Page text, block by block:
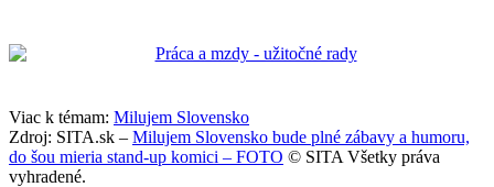
Viac k témam: Milujem Slovensko
Zdroj: SITA.sk – Milujem Slovensko bude plné zábavy a humoru,
do šou mieria stand-up komici – FOTO © SITA Všetky práva
vyhradené.